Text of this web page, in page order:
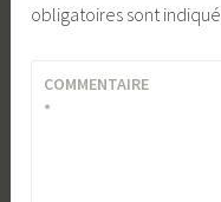
obligatoires sont
COMMENTAIRE
*